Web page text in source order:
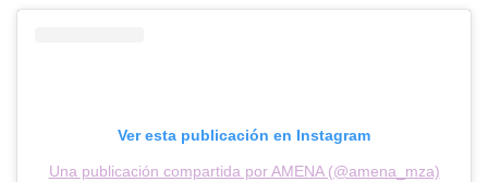
Ver esta publicación en Instagram
Una publicación compartida por AMENA (@amena_mza)